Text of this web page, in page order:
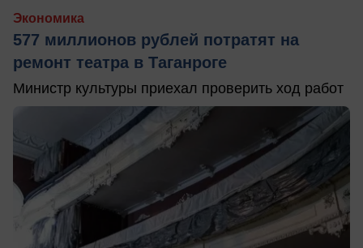
Экономика
577 миллионов рублей потратят на
ремонт театра в Таганроге
Министр культуры приехал проверить ход работ